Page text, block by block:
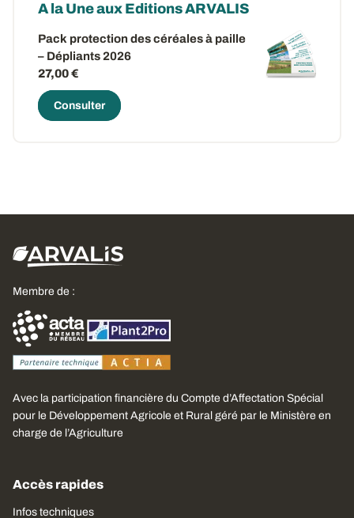
A la Une aux Editions ARVALIS
Pack protection des céréales à paille
– Dépliants 2026
27,00 €
Consulter
Membre de :
Avec la participation financière du Compte d’Affectation Spécial
pour le Développement Agricole et Rural géré par le Ministère en
charge de l’Agriculture
Accès rapides
Infos techniques